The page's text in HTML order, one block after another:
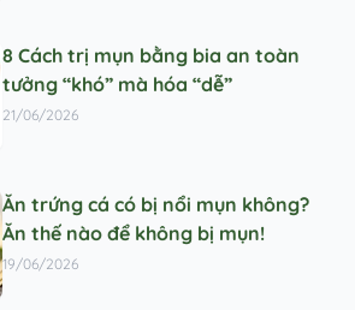
8 Cách trị mụn bằng bia an toàn
tưởng “khó” mà hóa “dễ”
21/06/2026
Ăn trứng cá có bị nổi mụn không?
Ăn thế nào để không bị mụn!
19/06/2026